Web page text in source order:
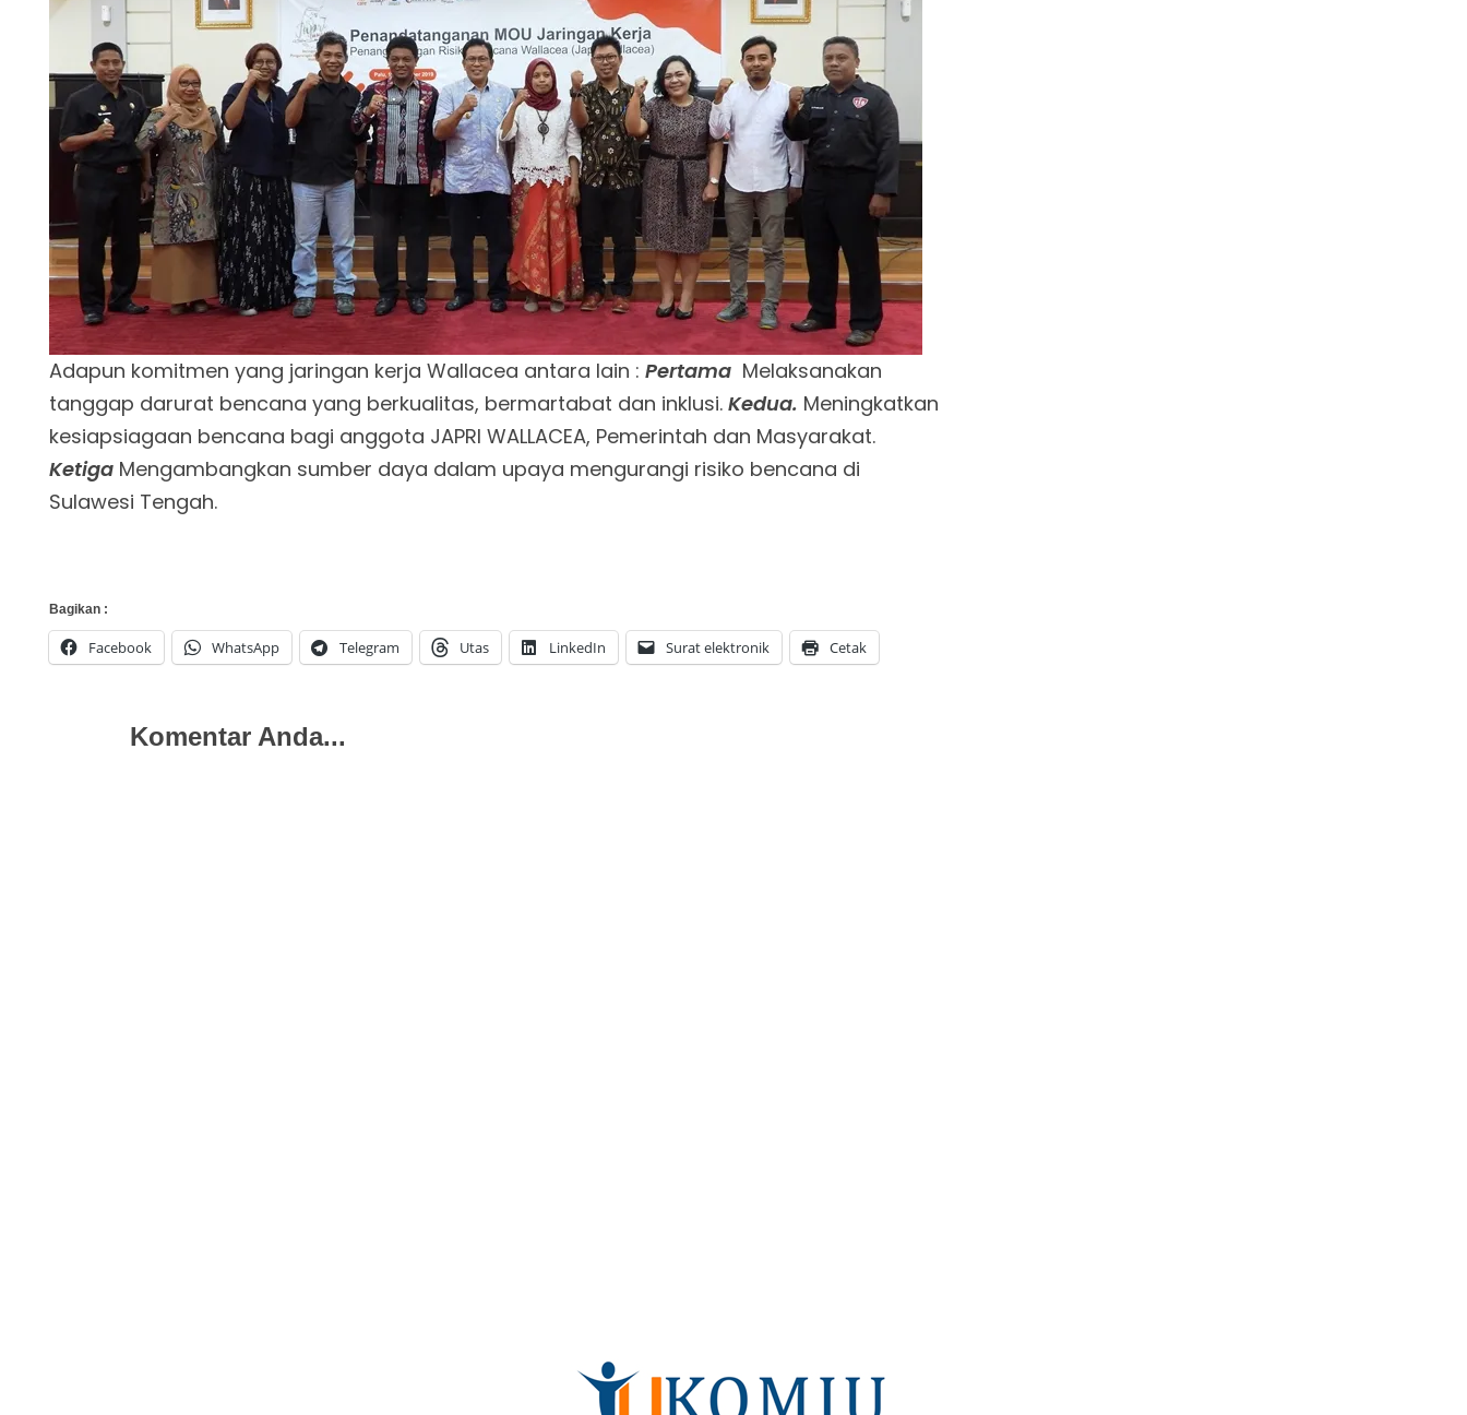
Adapun komitmen yang jaringan kerja Wallacea antara lain : Pertama Melaksanakan
tanggap darurat bencana yang berkualitas, bermartabat dan inklusi. Kedua. Meningkatkan
kesiapsiagaan bencana bagi anggota JAPRI WALLACEA, Pemerintah dan Masyarakat.
Ketiga Mengambangkan sumber daya dalam upaya mengurangi risiko bencana di
Sulawesi Tengah.
Bagikan :
Facebook WhatsApp Telegram Utas LinkedIn Surat elektronik Cetak
Komentar Anda...